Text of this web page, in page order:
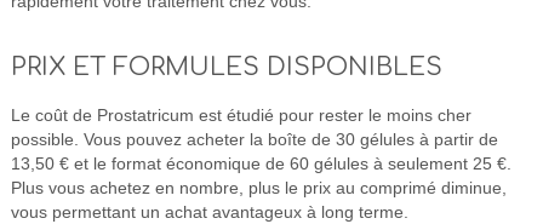
PRIX ET FORMULES DISPONIBLES
Le coût de Prostatricum est étudié pour rester le moins cher
possible. Vous pouvez acheter la boîte de 30 gélules à partir de
13,50 € et le format économique de 60 gélules à seulement 25 €.
Plus vous achetez en nombre, plus le prix au comprimé diminue,
vous permettant un achat avantageux à long terme.